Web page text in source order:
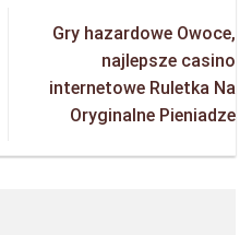
Gry hazardowe Owoce,
najlepsze casino
internetowe Ruletka Na
Oryginalne Pieniadze